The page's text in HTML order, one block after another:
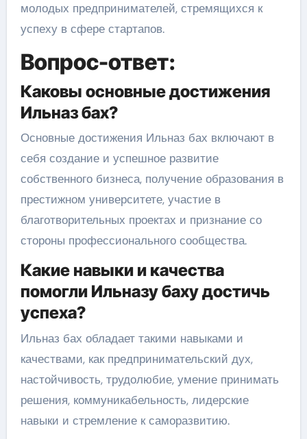
молодых предпринимателей, стремящихся к
успеху в сфере стартапов.
Вопрос-ответ:
Каковы основные достижения
Ильназ бах?
Основные достижения Ильназ бах включают в
себя создание и успешное развитие
собственного бизнеса, получение образования в
престижном университете, участие в
благотворительных проектах и признание со
стороны профессионального сообщества.
Какие навыки и качества
помогли Ильназу баху достичь
успеха?
Ильназ бах обладает такими навыками и
качествами, как предпринимательский дух,
настойчивость, трудолюбие, умение принимать
решения, коммуникабельность, лидерские
навыки и стремление к саморазвитию.